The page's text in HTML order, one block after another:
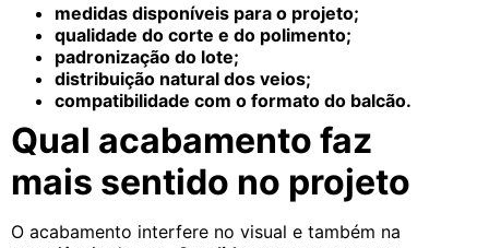
medidas disponíveis para o projeto;
qualidade do corte e do polimento;
padronização do lote;
distribuição natural dos veios;
compatibilidade com o formato do balcão.
Qual acabamento faz
mais sentido no projeto
O acabamento interfere no visual e também na